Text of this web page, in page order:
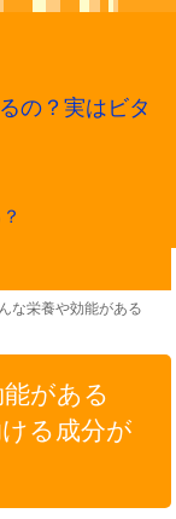
の？実はビタ
な栄養や効能がある
がある
る成分が